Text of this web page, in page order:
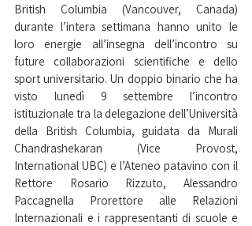
British Columbia (Vancouver, Canada)
durante l’intera settimana hanno unito le
loro energie all’insegna dell’incontro su
future collaborazioni scientifiche e dello
sport universitario. Un doppio binario che ha
visto lunedì 9 settembre l’incontro
istituzionale tra la delegazione dell’Università
della British Columbia, guidata da Murali
Chandrashekaran (Vice Provost,
International UBC) e l’Ateneo patavino con il
Rettore Rosario Rizzuto, Alessandro
Paccagnella Prorettore alle Relazioni
Internazionali e i rappresentanti di scuole e